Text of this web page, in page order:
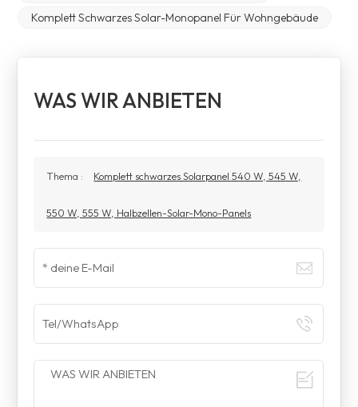
Komplett Schwarzes Solar-Monopanel Für Wohngebäude
WAS WIR ANBIETEN
Thema : Komplett schwarzes Solarpanel 540 W, 545 W,
550 W, 555 W, Halbzellen-Solar-Mono-Panels